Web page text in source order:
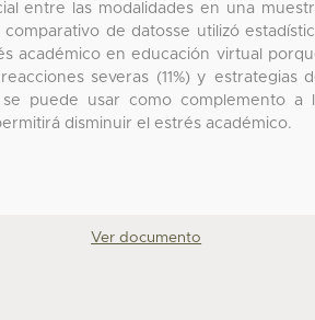
entre las modalidades en una
de datosse utilizó
académico en educación virtual
severas (11%) y estrategias
se puede usar como complemento a
disminuir el estrés académico.
Ver documento